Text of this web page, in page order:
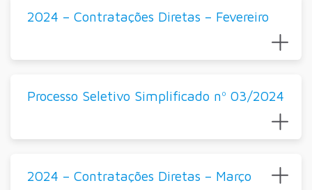
2024 – Contratações Diretas – Fevereiro
Processo Seletivo Simplificado nº 03/2024
2024 – Contratações Diretas – Março